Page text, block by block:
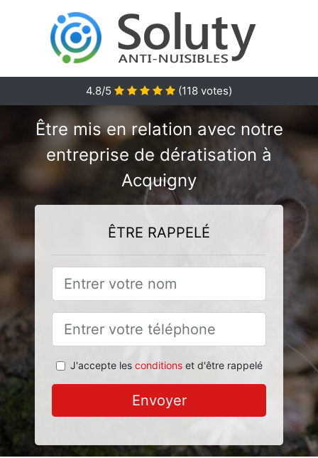
4.8/5 (118 votes)
Être mis en relation avec notre
entreprise de dératisation à
Acquigny
ÊTRE RAPPELÉ
J'accepte les conditionset d'être rappelé
Envoyer